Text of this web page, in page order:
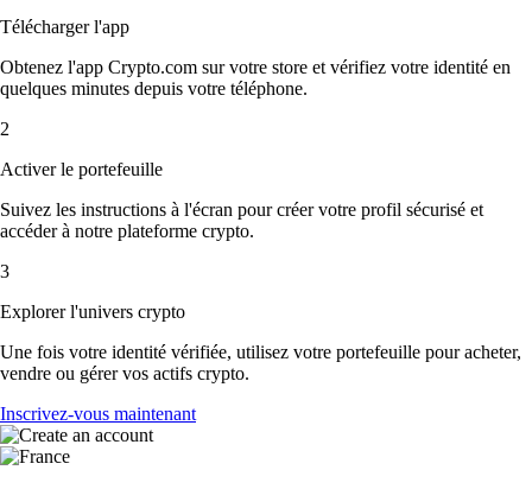
Télécharger l'app
Obtenez l'app Crypto.com sur votre store et vérifiez votre identité en
quelques minutes depuis votre téléphone.
2
Activer le portefeuille
Suivez les instructions à l'écran pour créer votre profil sécurisé et
accéder à notre plateforme crypto.
3
Explorer l'univers crypto
Une fois votre identité vérifiée, utilisez votre portefeuille pour acheter,
vendre ou gérer vos actifs crypto.
Inscrivez-vous maintenant